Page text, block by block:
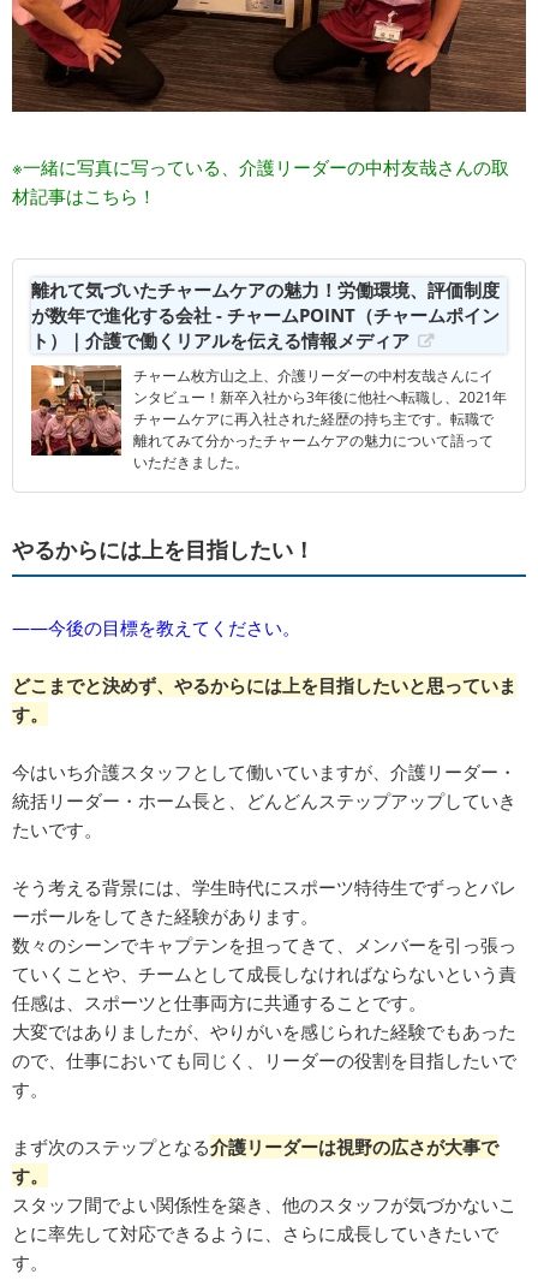
※一緒に写真に写っている、介護リーダーの中村友哉さんの取
材記事はこちら！
離れて気づいたチャームケアの魅力！労働環境、評価制度
が数年で進化する会社 - チャームPOINT（チャームポイン
ト）｜介護で働くリアルを伝える情報メディア
チャーム枚方山之上、介護リーダーの中村友哉さんにイ
ンタビュー！新卒入社から3年後に他社へ転職し、2021年
チャームケアに再入社された経歴の持ち主です。転職で
離れてみて分かったチャームケアの魅力について語って
いただきました。
やるからには上を目指したい！
――今後の目標を教えてください。
どこまでと決めず、やるからには上を目指したいと思っていま
す。
今はいち介護スタッフとして働いていますが、介護リーダー・
統括リーダー・ホーム長と、どんどんステップアップしていき
たいです。
そう考える背景には、学生時代にスポーツ特待生でずっとバレ
ーボールをしてきた経験があります。
数々のシーンでキャプテンを担ってきて、メンバーを引っ張っ
ていくことや、チームとして成長しなければならないという責
任感は、スポーツと仕事両方に共通することです。
大変ではありましたが、やりがいを感じられた経験でもあった
ので、仕事においても同じく、リーダーの役割を目指したいで
す。
まず次のステップとなる介護リーダーは視野の広さが大事で
す。
スタッフ間でよい関係性を築き、他のスタッフが気づかないこ
とに率先して対応できるように、さらに成長していきたいで
す。